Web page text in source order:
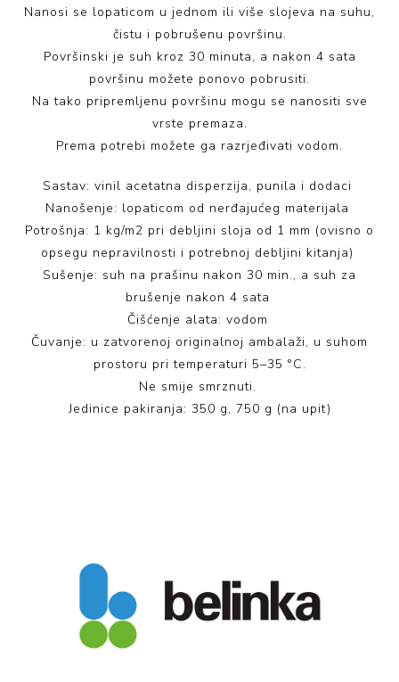
Nanosi se lopaticom u jednom ili više slojeva na suhu,
čistu i pobrušenu površinu.
Površinski je suh kroz 30 minuta, a nakon 4 sata
površinu možete ponovo pobrusiti.
Na tako pripremljenu površinu mogu se nanositi sve
vrste premaza.
Prema potrebi možete ga razrjeđivati vodom.
Sastav: vinil acetatna disperzija, punila i dodaci
Nanošenje: lopaticom od nerđajućeg materijala
Potrošnja: 1 kg/m2 pri debljini sloja od 1 mm (ovisno o
opsegu nepravilnosti i potrebnoj debljini kitanja)
Sušenje: suh na prašinu nakon 30 min., a suh za
brušenje nakon 4 sata
Čišćenje alata: vodom
Čuvanje: u zatvorenoj originalnoj ambalaži, u suhom
prostoru pri temperaturi 5–35 °C.
Ne smije smrznuti.
Jedinice pakiranja: 350 g, 750 g (na upit)